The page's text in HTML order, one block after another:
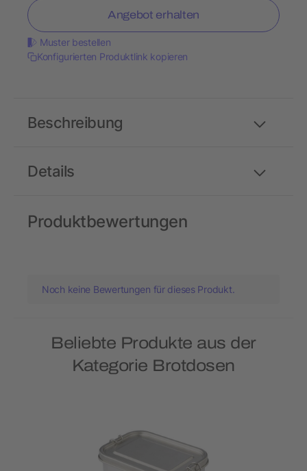
Angebot erhalten
Muster bestellen
Konfigurierten Produktlink kopieren
Details
Beschreibung
Produktbewertungen
Noch keine Bewertungen für dieses Produkt.
Beliebte Produkte aus der
Kategorie Brotdosen